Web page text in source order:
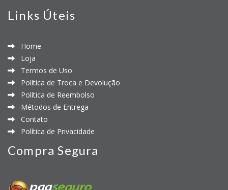
Links Úteis
Home
Loja
Termos de Uso
Política de Troca e Devolução
Política de Reembolso
Métodos de Entrega
Contato
Política de Privacidade
Compra Segura